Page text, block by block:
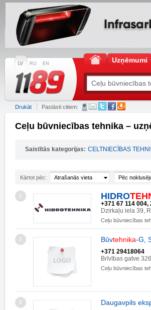
LV RU EN Uzņēmumi
Drukāt Pastāsti citiem:
Ceļu būvniecības tehnika –
Saistītās kategorijas: CELTNIECĪBAS
Kārtot pēc: Atrašanās vieta Pēc
1 HIDRO
+371 67 114 004,
Dzirkaļu iela 39,
Ceļu būvniecības
2 Būvtehnika-G,
+371 29418064
Brīvības gatve
Ceļu būvniecības
3 Daugavpils